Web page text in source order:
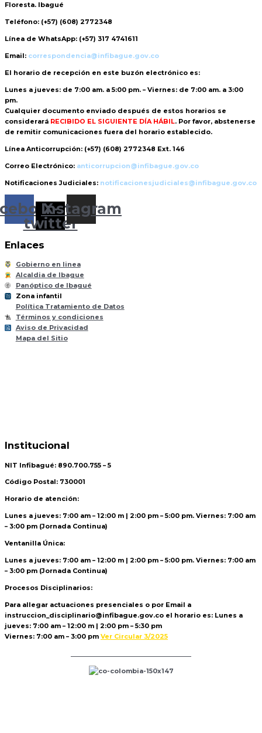
Floresta. Ibagué
Teléfono: (+57) (608) 2772348
Línea de WhatsApp: (+57) 317 4741611
Email: correspondencia@infibague.gov.co
El horario de recepción en este buzón electrónico es:
Lunes a jueves: de 7:00 am. a 5:00 pm. – Viernes: de 7:00 am. a 3:00
pm.
Cualquier documento enviado después de estos horarios se
considerará RECIBIDO EL SIGUIENTE DÍA HÁBIL. Por favor, abstenerse
de remitir comunicaciones fuera del horario establecido.
Línea Anticorrupción: (+57) (608) 2772348 Ext. 146
Correo Electrónico: anticorrupcion@infibague.gov.co
Notificaciones Judiciales: notificacionesjudiciales@infibague.gov.co
X-
twitter
Instagram
Enlaces
Gobierno en linea
Alcaldia de Ibague
Panóptico de Ibagué
til
Zona infantil
Política Tratamiento de Datos
Términos y condiciones
Aviso de Privacidad
Mapa del Sitio
Institucional
NIT Infibagué: 890.700.755 – 5
Código Postal: 730001
Horario de atención:
Lunes a jueves: 7:00 am – 12:00 m | 2:00 pm – 5:00 pm. Viernes: 7:00 am
– 3:00 pm (Jornada Continua)
Ventanilla Única:
Lunes a jueves: 7:00 am – 12:00 m | 2:00 pm – 5:00 pm. Viernes: 7:00 am
– 3:00 pm (Jornada Continua)
Procesos Disciplinarios:
Para allegar actuaciones presenciales o por Email a
instruccion_disciplinario@infibague.gov.co el horario es: Lunes a
jueves: 7:00 am – 12:00 m | 2:00 pm – 5:30 pm
Viernes: 7:00 am – 3:00 pm Ver Circular 3/2025